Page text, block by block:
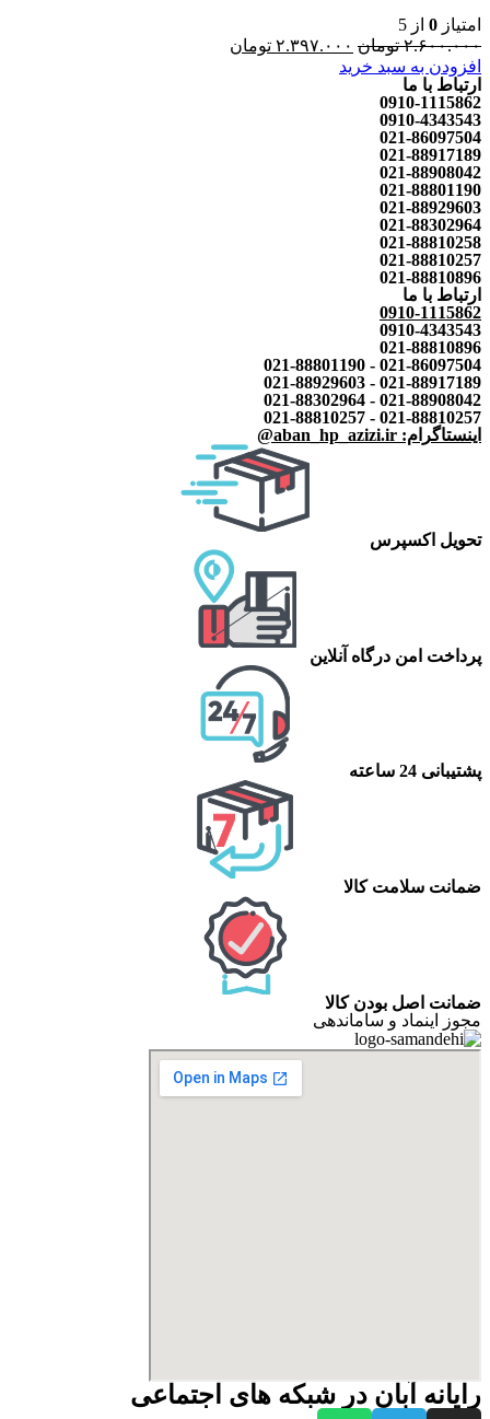
امتیاز 0 از 5
۲.۶۰۰.۰۰۰ تومان ۲.۳۹۷.۰۰۰ تومان
افزودن به سبد خرید
ارتباط با ما
0910-1115862
0910-4343543
021-86097504
021-88917189
021-88908042
021-88801190
021-88929603
021-88302964
021-88810258
021-88810257
021-88810896
ارتباط با ما
0910-1115862
0910-4343543
021-88810896
021-86097504 - 021-88801190
021-88917189 - 021-88929603
021-88908042 - 021-88302964
021-88810257 - 021-88810257
اینستاگرام: aban_hp_azizi.ir@
تحویل اکسپرس
پرداخت امن درگاه آنلاین
پشتیبانی 24 ساعته
ضمانت سلامت کالا
ضمانت اصل بودن کالا
مجوز اینماد و ساماندهی
رایانه آبان در شبکه های اجتماعی